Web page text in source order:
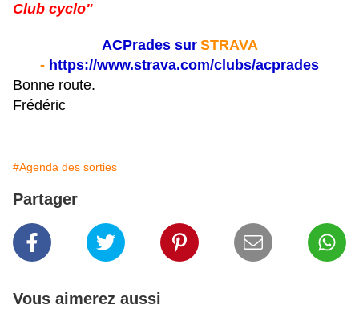
Club cyclo"
ACPrades sur STRAVA
- https://www.strava.com/clubs/acprades
Bonne route.
Frédéric
#Agenda des sorties
Partager
Vous aimerez aussi